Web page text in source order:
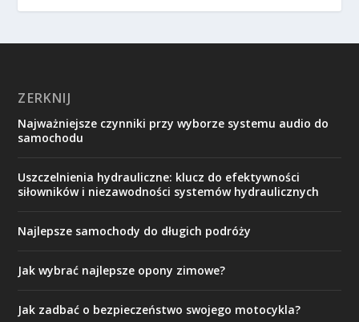
ZERKNIJ
Najważniejsze czynniki przy wyborze systemu audio do
samochodu
Uszczelnienia hydrauliczne: klucz do efektywności
siłowników i niezawodności systemów hydraulicznych
Najlepsze samochody do długich podróży
Jak wybrać najlepsze opony zimowe?
Jak zadbać o bezpieczeństwo swojego motocykla?